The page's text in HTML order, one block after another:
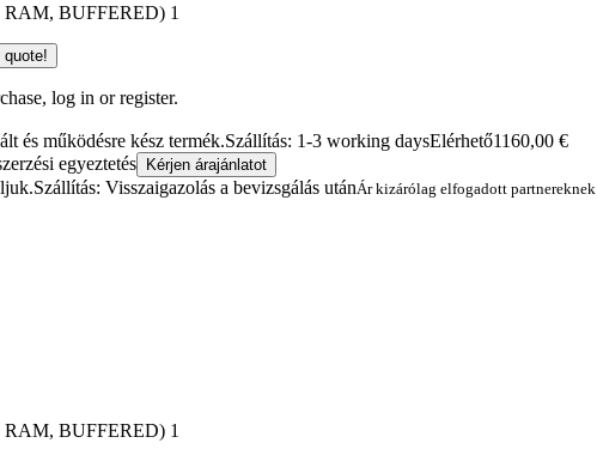
BUFFERED) 1
quote!
log in or register.
és működésre kész termék.Szállítás: 1-3 working daysElérhető1160,00 €
egyeztetés Kérjen árajánlatot
Szállítás: Visszaigazolás a bevizsgálás utánÁr kizárólag elfogadott partnereknek
BUFFERED) 1